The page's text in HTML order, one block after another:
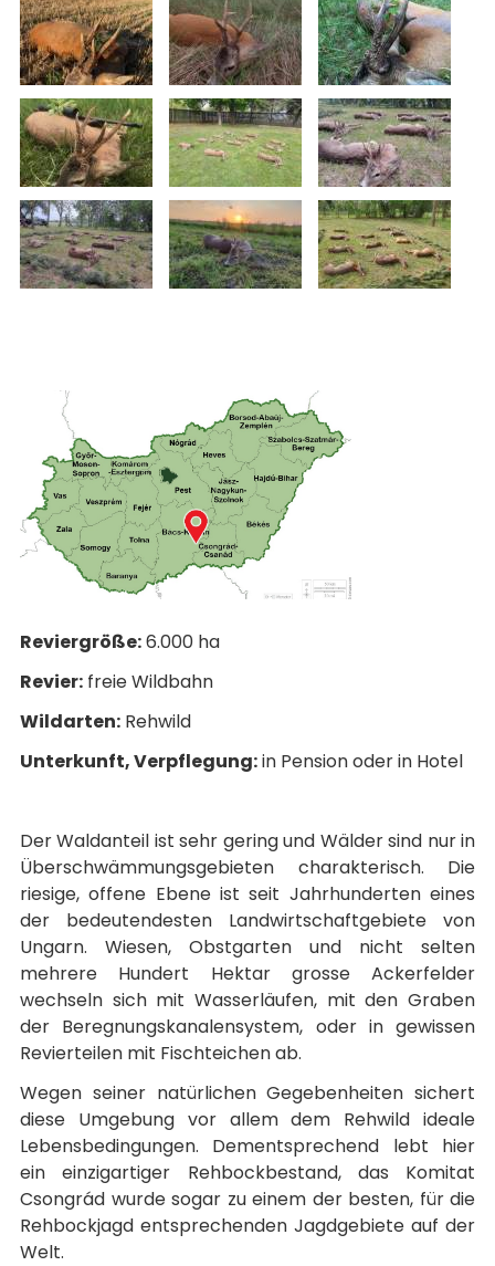
Reviergröße:6.000 ha
Revier: freie Wildbahn
Wildarten: Rehwild
Unterkunft, Verpflegung:in Pension oder in Hotel
Der Waldanteil ist sehr gering und Wälder sind nur in
Überschwämmungsgebieten charakterisch. Die
riesige, offene Ebene ist seit Jahrhunderten eines
der bedeutendesten Landwirtschaftgebiete von
Ungarn. Wiesen, Obstgarten und nicht selten
mehrere Hundert Hektar grosse Ackerfelder
wechseln sich mit Wasserläufen, mit den Graben
der Beregnungskanalensystem, oder in gewissen
Revierteilen mit Fischteichen ab.
Wegen seiner natürlichen Gegebenheiten sichert
diese Umgebung vor allem dem Rehwild ideale
Lebensbedingungen. Dementsprechend lebt hier
ein einzigartiger Rehbockbestand, das Komitat
Csongrád wurde sogar zu einem der besten, für die
Rehbockjagd entsprechenden Jagdgebiete auf der
Welt.